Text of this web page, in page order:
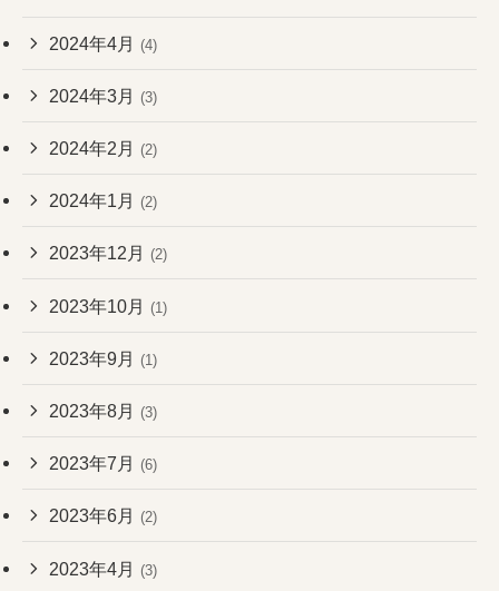
2024年4月 (4)
2024年3月 (3)
2024年2月 (2)
2024年1月 (2)
2023年12月 (2)
2023年10月 (1)
2023年9月 (1)
2023年8月 (3)
2023年7月 (6)
2023年6月 (2)
2023年4月 (3)